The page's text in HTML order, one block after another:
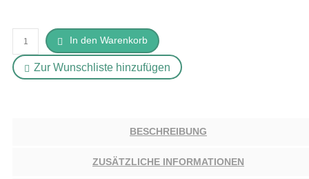
Dr.
Alder's
Pferd
In den Warenkorb
Zur Wunschliste hinzufügen
BESCHREIBUNG
ZUSÄTZLICHE INFORMATIONEN